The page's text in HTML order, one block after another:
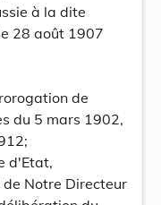
à la dite
28 août 1907
de
du 5 mars 1902,
d'Etat,
Notre Directeur